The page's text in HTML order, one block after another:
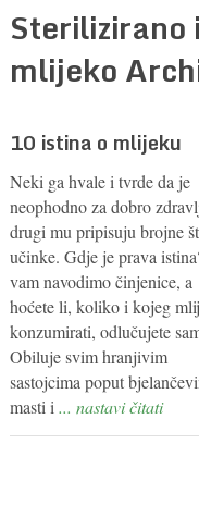
Sterilizirano
mlijeko
10 istina o mlijeku
Neki ga hvale i tvrde da je
neophodno za dobro
drugi mu pripisuju brojne
učinke. Gdje je prava
vam navodimo činjenice, a
hoćete li, koliko i kojeg
konzumirati, odlučujete
Obiluje svim hranjivim
sastojcima poput
masti i ... nastavi čitati